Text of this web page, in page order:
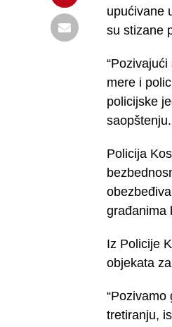
upućivane
su stizane
mere i
policijske
saopštenju.
Policija
građanima
Iz Policije
objekata
tretiranju,